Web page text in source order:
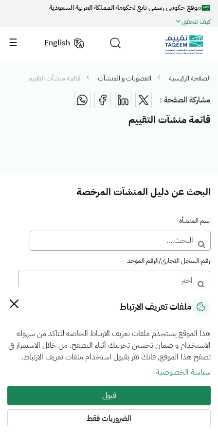
موقع حكومي رسمي تابع لحكومة المملكة العربية السعودية
كيف تتحقق
English
الصفحة الرئيسية العضويات و المنشآت قائمة منشآت التقييم
مشاركة الصفحة :
قائمة منشآت التقييم
البحث عن دليل المنشآت المرخصة
اسم المنشأة
رقم السجل التجاري/الرقم الموحد
رقم الترخيص
التصنيف
VFR2
فرع التقييم
ملفات تعريف الارتباط
هذا الموقع يستخدم ملفات تعريف الارتباط الخاصة للتاكد من سهولة
الاستخدام و ضمان تحسين تجربتك أثناء التصفح. من خلال الاستمرار في
تصفح هذا الموقع, فانك تقر بقبول استخدام ملفات تعريف الارتباط.
سياسة الخصوصية
قبول
الضروريات فقط